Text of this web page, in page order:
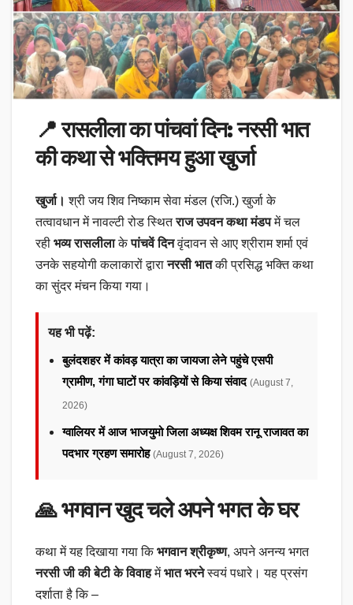
📍रासलीला का पांचवां दिन: नरसी भात
की कथा से भक्तिमय हुआ खुर्जा
खुर्जा। श्री जय शिव निष्काम सेवा मंडल (रजि.) खुर्जा के
तत्वावधान में नावल्टी रोड स्थितराज उपवन कथा मंडपमें चल
रही भव्य रासलीलाकेपांचवें दिनवृंदावन से आए श्रीराम शर्मा एवं
उनके सहयोगी कलाकारों द्वारानरसी भातकी प्रसिद्ध भक्ति कथा
का सुंदर मंचन किया गया।
यह भी पढ़ें:
बुलंदशहर में कांवड़ यात्रा का जायजा लेने पहुंचे एसपी
ग्रामीण, गंगा घाटों पर कांवड़ियों से किया संवाद (August 7,
2026)
ग्वालियर में आज भाजयुमो जिला अध्यक्ष शिवम रानू राजावत का
पदभार ग्रहण समारोह (August 7, 2026)
🙏भगवान खुद चले अपने भगत के घर
कथा में यह दिखाया गया किभगवान श्रीकृष्ण, अपने अनन्य भगत
नरसी जी की बेटी के विवाहमेंभात भरनेस्वयं पधारे। यह प्रसंग
दर्शाता है कि –